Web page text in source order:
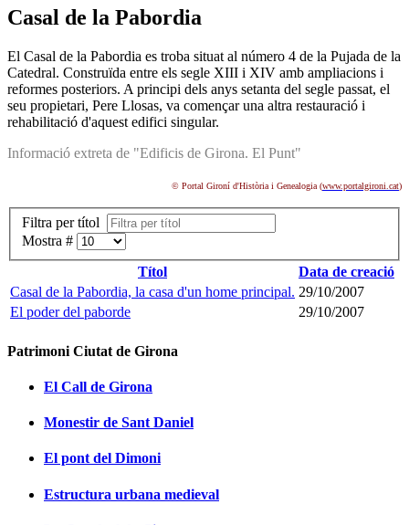
Casal de la Pabordia
El Casal de la Pabordia es troba situat al número 4 de la Pujada de la
Catedral. Construïda entre els segle XIII i XIV amb ampliacions i
reformes posteriors. A principi dels anys setanta del segle passat, el
seu propietari, Pere Llosas, va començar una altra restauració i
rehabilitació d'aquest edifici singular.
Informació extreta de "Edificis de Girona. El Punt"
© Portal Gironí d'Història i Genealogia (www.portalgironi.cat)
Filtra per títol
Mostra #
Títol
Data de creació
Casal de la Pabordia, la casa d'un home principal. 29/10/2007
El poder del paborde
29/10/2007
Patrimoni Ciutat de Girona
El Call de Girona
Monestir de Sant Daniel
El pont del Dimoni
Estructura urbana medieval